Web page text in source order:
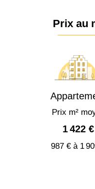
Prix au
Prix m²
1 422 €
987 € à 1